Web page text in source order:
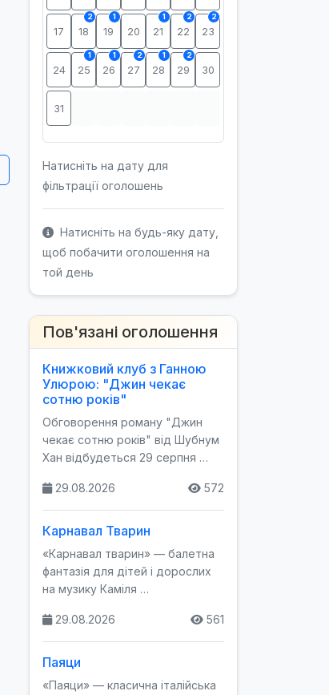
17 18
2
19
1
20 21
1
22
2
23
2
24 25
1
26
1
27
2
28
1
29
2
30
31
Натисніть на дату для
фільтрації оголошень
Натисніть на будь-яку дату,
щоб побачити оголошення на
той день
Пов'язані оголошення
Книжковий клуб з Ганною
Улюрою: "Джин чекає
сотню років"
Обговорення роману "Джин
чекає сотню років" від Шубнум
Хан відбудеться 29 серпня …
29.08.2026 572
Карнавал Тварин
«Карнавал тварин» — балетна
фантазія для дітей і дорослих
на музику Каміля …
29.08.2026 561
Паяци
«Паяци» — класична італійська